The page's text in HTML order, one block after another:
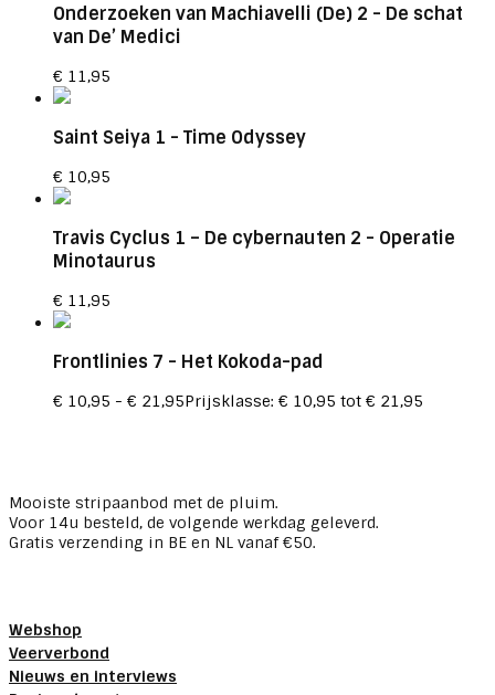
Onderzoeken van Machiavelli (De) 2 - De schat
van De’ Medici
€ 11,95
Saint Seiya 1 - Time Odyssey
€ 10,95
Travis Cyclus 1 – De cybernauten 2 - Operatie
Minotaurus
€ 11,95
Frontlinies 7 - Het Kokoda-pad
€ 10,95 - € 21,95Prijsklasse: € 10,95 tot € 21,95
Mooiste stripaanbod met de pluim.
Voor 14u besteld, de volgende werkdag geleverd.
Gratis verzending in BE en NL vanaf €50.
Webshop
Veerverbond
Nieuws en interviews